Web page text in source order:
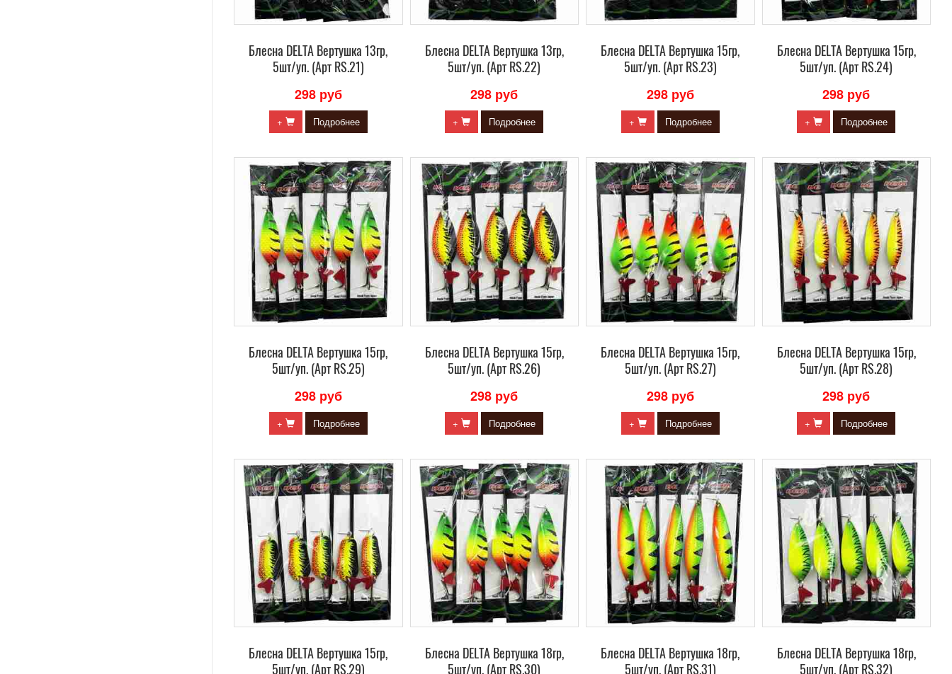
Блесна DELTA Вертушка 13гр,
5шт/уп. (Арт RS.21)
298 руб
+ Подробнее
Блесна DELTA Вертушка 13гр,
5шт/уп. (Арт RS.22)
298 руб
+ Подробнее
Блесна DELTA Вертушка 15гр,
5шт/уп. (Арт RS.23)
298 руб
+ Подробнее
Блесна DELTA Вертушка 15гр,
5шт/уп. (Арт RS.24)
298 руб
+ Подробнее
Блесна DELTA Вертушка 15гр,
5шт/уп. (Арт RS.25)
298 руб
+ Подробнее
Блесна DELTA Вертушка 15гр,
5шт/уп. (Арт RS.26)
298 руб
+ Подробнее
Блесна DELTA Вертушка 15гр,
5шт/уп. (Арт RS.27)
298 руб
+ Подробнее
Блесна DELTA Вертушка 15гр,
5шт/уп. (Арт RS.28)
298 руб
+ Подробнее
Блесна DELTA Вертушка 15гр,
5шт/уп. (Арт RS.29)
Блесна DELTA Вертушка 18гр,
5шт/уп. (Арт RS.30)
Блесна DELTA Вертушка 18гр,
5шт/уп. (Арт RS.31)
Блесна DELTA Вертушка 18гр,
5шт/уп. (Арт RS.32)